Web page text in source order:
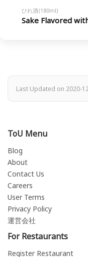
ひれ酒(180ml)
Sake Flavored
Last Updated on 2020-
ToU Menu
Blog
About
Contact Us
Careers
User Terms
Privacy Policy
運営会社
For Restaurants
Register Restaurant